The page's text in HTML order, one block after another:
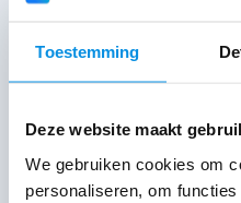
Toestemming
Deze website maakt
We gebruiken cookies om
personaliseren, om